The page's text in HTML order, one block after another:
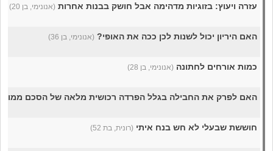
עזרה ויעוץ: בזוגיות מדהימה אבל חושק בבנות אחרות (אנונימי, בן 20)
האם היריון יכול לשנות לכן ככה את האופי? (אנונימי, בן 36)
כמות אורחים לחתונה (אנונימי, בן 28)
האם לפרק את החבילה בגלל הפרדה רכושית מלאה של הסכם
חוששת שבעלי לא חש בנח איתי (רונית, בת 52)